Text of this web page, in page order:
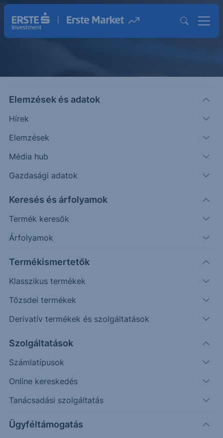
Elemzések és adatok
Hírek
Elemzések
Média hub
Gazdasági adatok
Keresés és árfolyamok
Termék keresők
Árfolyamok
Termékismertetők
Klasszikus termékek
Tőzsdei termékek
Derivatív termékek és szolgáltatások
Szolgáltatások
Számlatípusok
Online kereskedés
Tanácsadási szolgáltatás
Ügyféltámogatás
Közzétételek
Szűrés
2 találat